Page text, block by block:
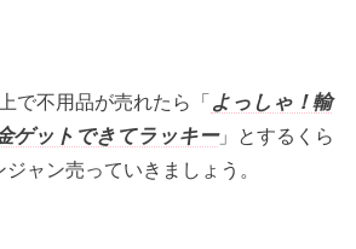
で不用品が売れたら「よっしゃ！輸
ゲットできてラッキー」とするくら
ャン売っていきましょう。